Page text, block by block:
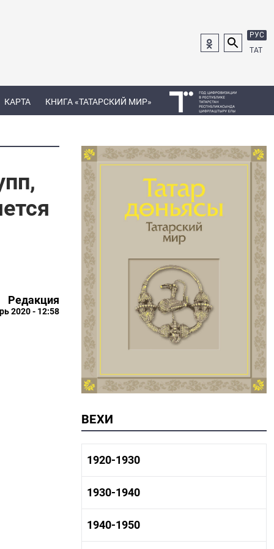
РУС
ТАТ
КАРТА КНИГА «ТАТАРСКИЙ МИР»
Редакция
2020 - 12:58
ВЕХИ
1920-1930
1920-1930 история
1920-1930 культура
1930-1940
1930-1940 история
1930-1940 культура
1940-1950